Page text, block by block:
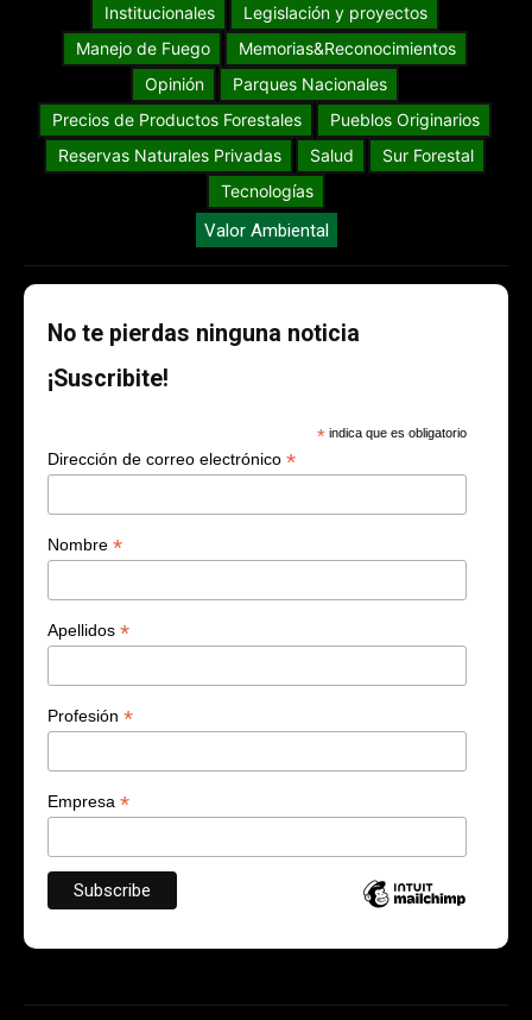
Institucionales
Legislación y proyectos
Manejo de Fuego
Memorias&Reconocimientos
Opinión
Parques Nacionales
Precios de Productos Forestales
Pueblos Originarios
Reservas Naturales Privadas
Salud
Sur Forestal
Tecnologías
Valor Ambiental
No te pierdas ninguna noticia
¡Suscribite!
* indica que es obligatorio
Dirección de correo electrónico *
Nombre *
Apellidos *
Profesión *
Empresa *